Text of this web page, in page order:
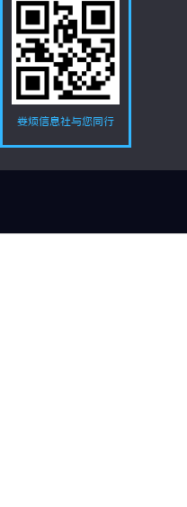
娄烦信息社与您同行